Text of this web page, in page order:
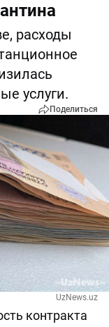
расходы
услуги.
Поделиться
UzNews.uz
контракта